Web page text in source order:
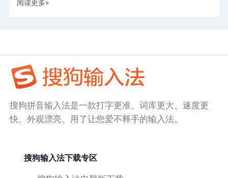
阅读更多»
搜狗拼音输入法是一款打字更准、词库更大、速度更
快、外观漂亮、用了让您爱不释手的输入法。
搜狗输入法下载专区